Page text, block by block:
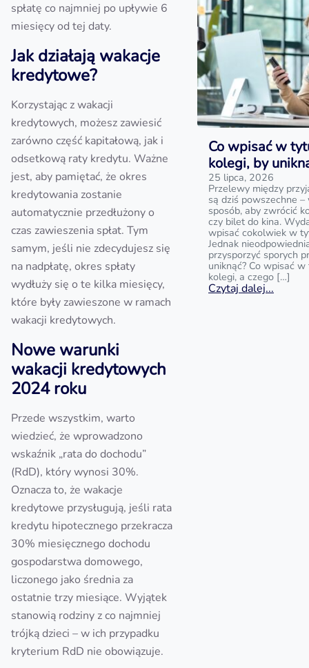
spłatę co najmniej po upływie 6
miesięcy od tej daty.
Jak działają wakacje
kredytowe?
Korzystając z wakacji
kredytowych, możesz zawiesić
zarówno część kapitałową, jak i
odsetkową raty kredytu. Ważne
jest, aby pamiętać, że okres
kredytowania zostanie
automatycznie przedłużony o
czas zawieszenia spłat. Tym
samym, jeśli nie zdecydujesz się
na nadpłatę, okres spłaty
wydłuży się o te kilka miesięcy,
które były zawieszone w ramach
wakacji kredytowych.
Nowe warunki
wakacji kredytowych
2024 roku
Przede wszystkim, warto
wiedzieć, że wprowadzono
wskaźnik „rata do dochodu”
(RdD), który wynosi 30%.
Oznacza to, że wakacje
kredytowe przysługują, jeśli rata
kredytu hipotecznego przekracza
30% miesięcznego dochodu
gospodarstwa domowego,
liczonego jako średnia za
ostatnie trzy miesiące. Wyjątek
stanowią rodziny z co najmniej
trójką dzieci – w ich przypadku
kryterium RdD nie obowiązuje.
Co wpisać w
kolegi, by
25 lipca, 2026
Przelewy między
są dziś powszechne
sposób, aby zwrócić
czy bilet do kina.
wpisać cokolwiek w
Jednak
przysporzyć sporych
uniknąć? Co wpisać
kolegi, a czego […]
Czytaj dalej...